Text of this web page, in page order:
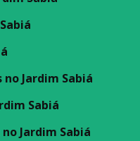
Jardim Sabiá
Sabiá
Jardim Sabiá